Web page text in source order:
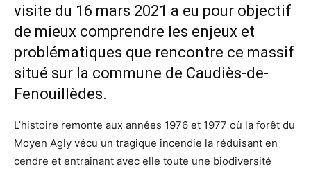
visite du 16 mars 2021 a eu pour objectif
de mieux comprendre les enjeux et
problématiques que rencontre ce massif
situé sur la commune de Caudiès-de-
Fenouillèdes.
L’histoire remonte aux années 1976 et 1977 où la forêt du
Moyen Agly vécu un tragique incendie la réduisant en
cendre et entrainant avec elle toute une biodiversité